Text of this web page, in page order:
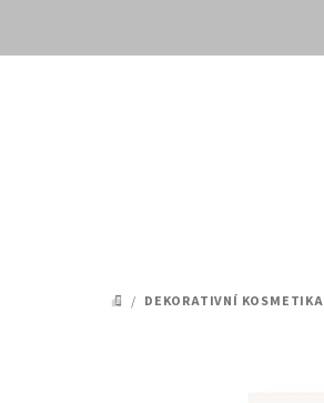
DOMŮ
/ DEKORATIVNÍ KOSMETIKA